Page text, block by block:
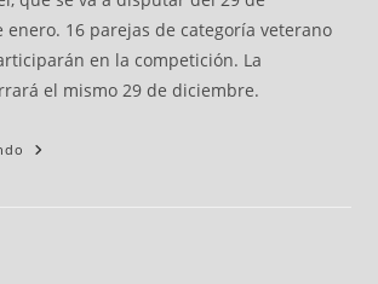
16 parejas de categoría veterano
en la competición. La
el mismo 29 de diciembre.